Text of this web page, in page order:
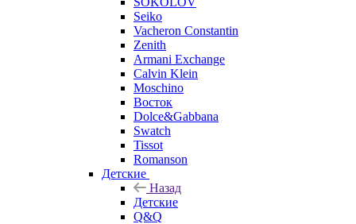
Seiko
Vacheron Constantin
Zenith
Armani Exchange
Calvin Klein
Moschino
Восток
Dolce&Gabbana
Swatch
Tissot
Romanson
Детские
Назад
Детские
Q&Q